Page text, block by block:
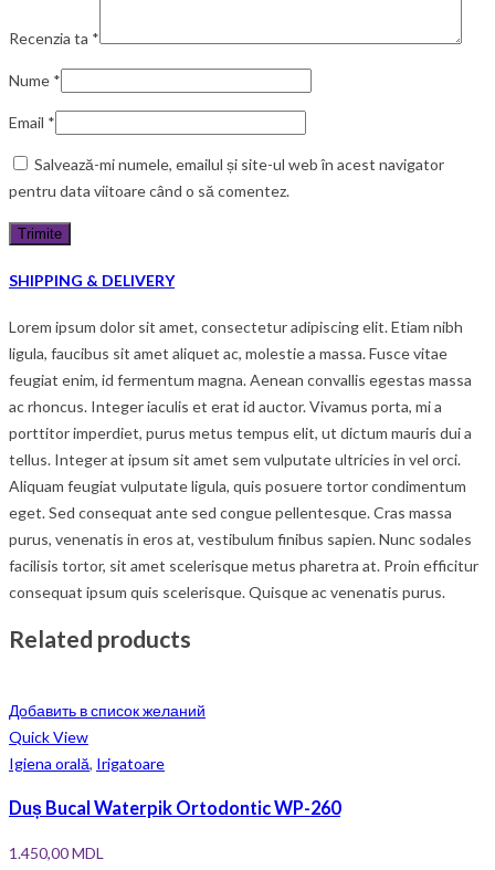
Recenzia ta *
Nume *
Email *
Salvează-mi numele, emailul și site-ul web în acest navigator
pentru data viitoare când o să comentez.
SHIPPING & DELIVERY
Lorem ipsum dolor sit amet, consectetur adipiscing elit. Etiam nibh
ligula, faucibus sit amet aliquet ac, molestie a massa. Fusce vitae
feugiat enim, id fermentum magna. Aenean convallis egestas massa
ac rhoncus. Integer iaculis et erat id auctor. Vivamus porta, mi a
porttitor imperdiet, purus metus tempus elit, ut dictum mauris dui a
tellus. Integer at ipsum sit amet sem vulputate ultricies in vel orci.
Aliquam feugiat vulputate ligula, quis posuere tortor condimentum
eget. Sed consequat ante sed congue pellentesque. Cras massa
purus, venenatis in eros at, vestibulum finibus sapien. Nunc sodales
facilisis tortor, sit amet scelerisque metus pharetra at. Proin efficitur
consequat ipsum quis scelerisque. Quisque ac venenatis purus.
Related products
Добавить в список желаний
Quick View
Igiena orală, Irigatoare
Duș Bucal Waterpik Ortodontic WP-260
1.450,00MDL